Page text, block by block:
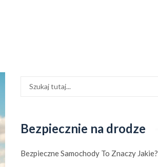
Bezpiecznie na drodze
Bezpieczne Samochody To Znaczy Jakie?